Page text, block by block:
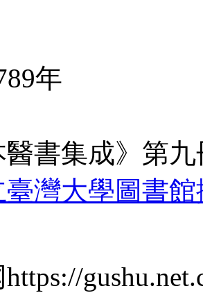
年
醫書集成》第
臺灣大學圖書